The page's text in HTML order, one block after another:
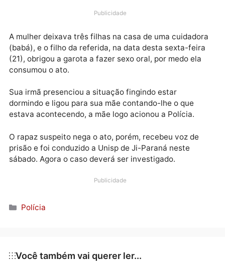
12 anos a fazer sexo oral nele. O caso aconteceu no
Paraná.
Publicidade
(babá), e o filho da referida, na data desta sexta-
(21), obrigou a garota a fazer sexo oral, por medo ela
Sua irmã presenciou a situação fingindo estar
dormindo e ligou para sua mãe contando-lhe o que
prisão e foi conduzido a Unisp de Ji-Paraná neste